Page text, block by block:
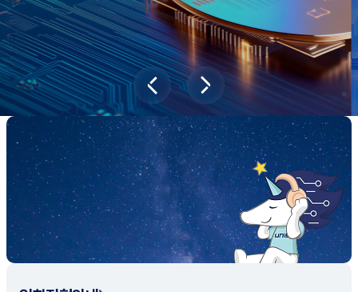
과학기술이 바꿔놓을 2045년 대한민국
당신의 미래는?
대국민 설문조사 바로가기